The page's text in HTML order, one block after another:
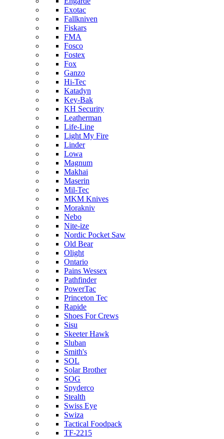
Exotac
Fallkniven
Fiskars
FMA
Fosco
Fostex
Fox
Ganzo
Hi-Tec
Katadyn
Key-Bak
KH Security
Leatherman
Life-Line
Light My Fire
Linder
Lowa
Magnum
Makhai
Maserin
Mil-Tec
MKM Knives
Morakniv
Nebo
Nite-ize
Nordic Pocket Saw
Old Bear
Olight
Ontario
Pains Wessex
Pathfinder
PowerTac
Princeton Tec
Rapide
Shoes For Crews
Sisu
Skeeter Hawk
Sluban
Smith's
SOL
Solar Brother
SOG
Spyderco
Stealth
Swiss Eye
Swiza
Tactical Foodpack
TF-2215